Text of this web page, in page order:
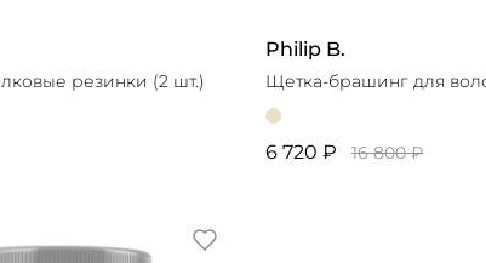
резинки (2 шт.)
Philip B.
Щетка-брашинг для
6 720 ₽ 16 800 ₽